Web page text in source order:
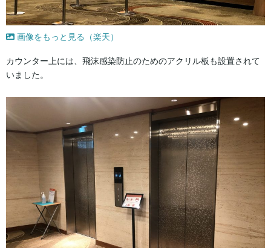
画像をもっと見る（楽天）
カウンター上には、飛沫感染防止のためのアクリル板も設置されて
いました。